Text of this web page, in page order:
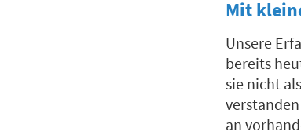
Mit
Unsere
bereits
sie nicht
an